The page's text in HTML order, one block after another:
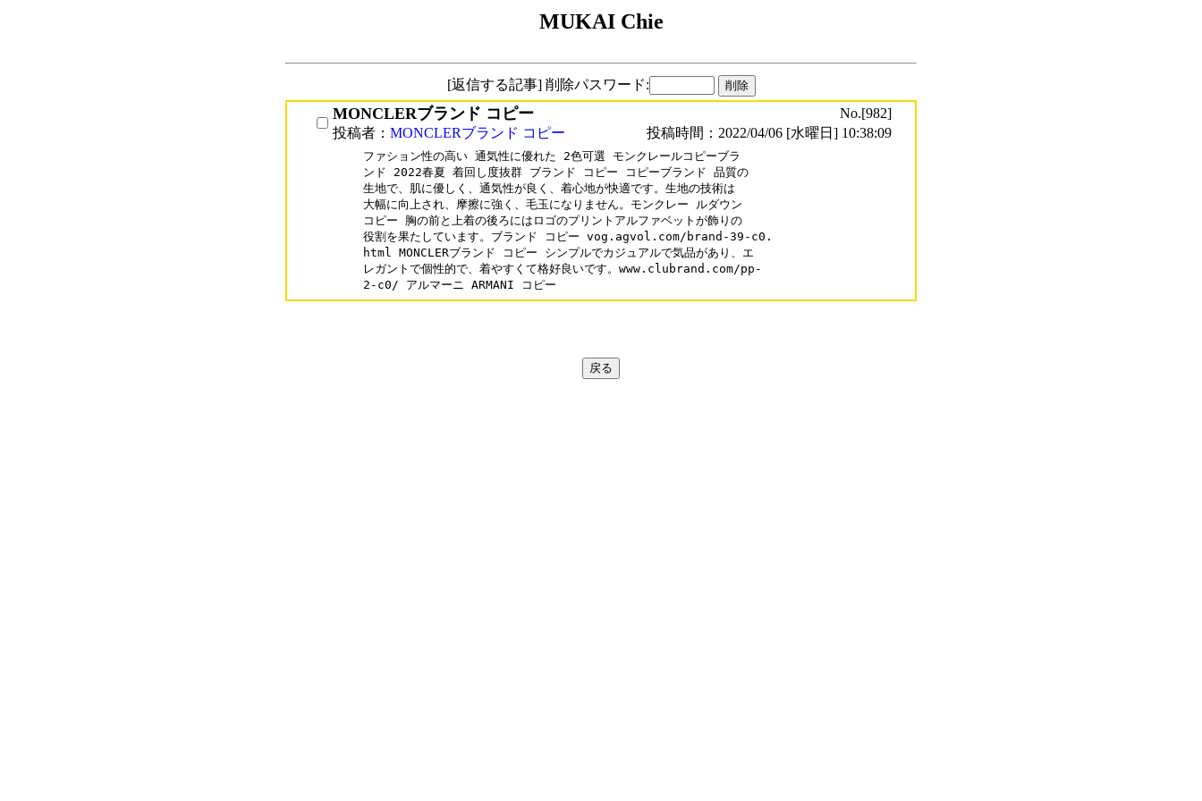
MUKAI Chie
[返信する記事] 削除パスワード:
MONCLERブランド コピー
No.[982]
投稿者： MONCLERブランド コピー 投稿時間：2022/04/06 [水曜日] 10:38:09
ファション性の高い 通気性に優れた 2色可選 モンクレールコピーブラ
ンド 2022春夏 着回し度抜群 ブランド コピー コピーブランド 品質の
生地で、肌に優しく、通気性が良く、着心地が快適です。生地の技術は
大幅に向上され、摩擦に強く、毛玉になりません。モンクレー ルダウン
コピー 胸の前と上着の後ろにはロゴのプリントアルファベットが飾りの
役割を果たしています。ブランド コピー vog.agvol.com/brand-39-c0.
html MONCLERブランド コピー シンプルでカジュアルで気品があり、エ
レガントで個性的で、着やすくて格好良いです。www.clubrand.com/pp-
2-c0/ アルマーニ ARMANI コピー